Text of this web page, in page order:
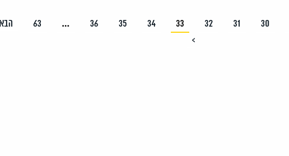
30
31
32
33
34
35
36
...
63
הבא
>